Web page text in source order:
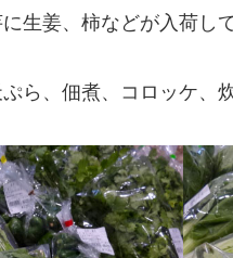
生姜、柿などが入荷し
ら、佃煮、コロッケ、